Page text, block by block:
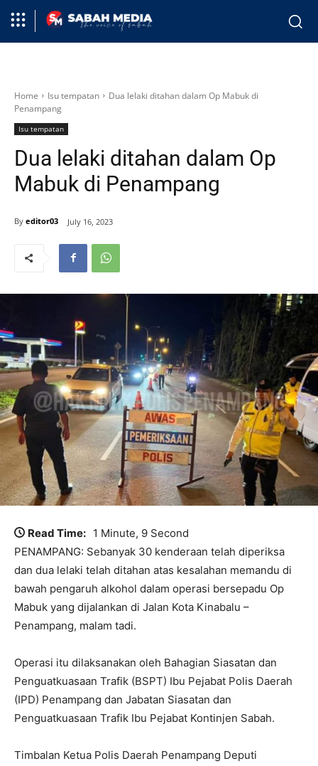
Home Isu tempatan
Dua lelaki ditahan dalam Op Mabuk di
Penampang
Isu tempatan
Dua lelaki ditahan dalam Op
Mabuk di Penampang
By editor03 July 16, 2023
Read Time: 1 Minute, 9 Second
PENAMPANG: Sebanyak 30 kenderaan telah diperiksa
dan dua lelaki telah ditahan atas kesalahan memandu di
bawah pengaruh alkohol dalam operasi bersepadu Op
Mabuk yang dijalankan di Jalan Kota Kinabalu –
Penampang, malam tadi.
Operasi itu dilaksanakan oleh Bahagian Siasatan dan
Penguatkuasaan Trafik (BSPT) Ibu Pejabat Polis Daerah
(IPD) Penampang dan Jabatan Siasatan dan
Penguatkuasaan Trafik Ibu Pejabat Kontinjen Sabah.
Timbalan Ketua Polis Daerah Penampang Deputi